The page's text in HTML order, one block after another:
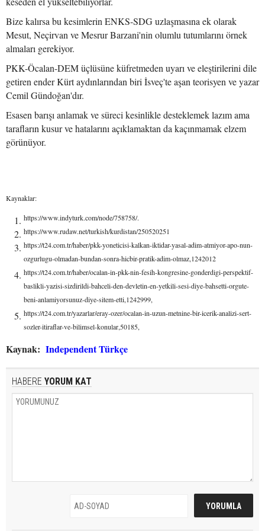
Bize kalırsa bu kesimlerin ENKS-SDG uzlaşmasına ek olarak
Mesut, Neçirvan ve Mesrur Barzani'nin olumlu tutumlarını örnek
almaları gerekiyor.
PKK-Öcalan-DEM üçlüsüne küfretmeden uyarı ve eleştirilerini dile
getiren ender Kürt aydınlarından biri İsveç'te aşan teorisyen ve yazar
Cemil Gündoğan'dır.
Esasen barışı anlamak ve süreci kesinlikle desteklemek lazım ama
tarafların kusur ve hatalarını açıklamaktan da kaçınmamak elzem
görünüyor.
Kaynaklar:
https://www.indyturk.com/node/758758/.
https://www.rudaw.net/turkish/kurdistan/250520251
https://t24.com.tr/haber/pkk-yoneticisi-kalkan-iktidar-yasal-adim-atmiyor-apo-nun-
ozgurlugu-olmadan-bundan-sonra-hicbir-pratik-adim-olmaz,1242012
https://t24.com.tr/haber/ocalan-in-pkk-nin-fesih-kongresine-gonderdigi-perspektif-
baslikli-yazisi-sizdirildi-bahceli-den-devletin-en-yetkili-sesi-diye-bahsetti-orgute-
beni-anlamiyorsunuz-diye-sitem-etti,1242999,
https://t24.com.tr/yazarlar/eray-ozer/ocalan-in-uzun-metnine-bir-icerik-analizi-sert-
sozler-itiraflar-ve-bilimsel-konular,50185,
Kaynak: Independent Türkçe
HABERE YORUM KAT